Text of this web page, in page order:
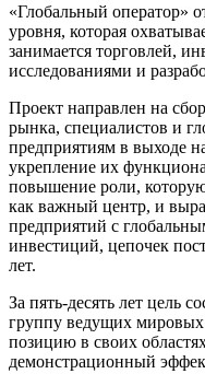
«Глобальный оператор»
уровня, которая
занимается торговлей,
исследованиями и
Проект направлен на
рынка, специалистов и
предприятиям в выходе
укрепление их
повышение роли,
как важный центр, и
предприятий с
инвестиций, цепочек
лет.
За пять-десять лет цель
группу ведущих
позицию в своих
демонстрационный